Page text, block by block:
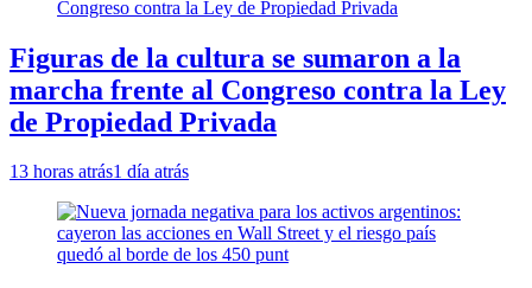
Figuras de la cultura se sumaron a la
marcha frente al Congreso contra la Ley
de Propiedad Privada
13 horas atrás1 día atrás